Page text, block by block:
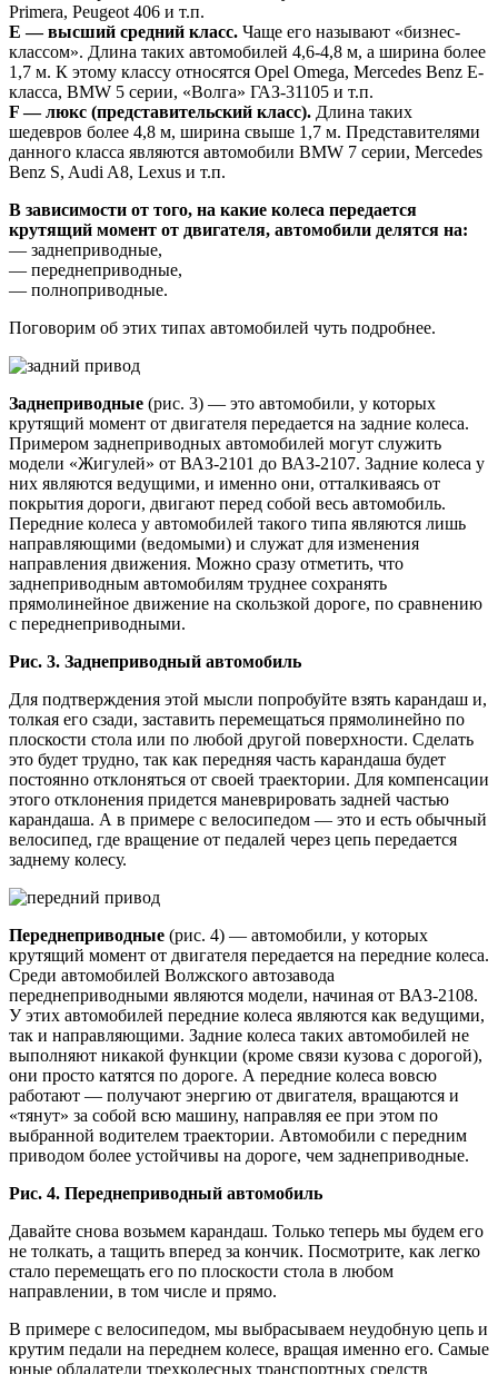
Primera, Peugeot 406 и т.п.
E — высший средний класс. Чаще его называют «бизнес-
классом». Длина таких автомобилей 4,6-4,8 м, а ширина более
1,7 м. К этому классу относятся Opel Omega, Mercedes Benz E-
класса, BMW 5 серии, «Волга» ГАЗ-31105 и т.п.
F — люкс (представительский класс). Длина таких
шедевров более 4,8 м, ширина свыше 1,7 м. Представителями
данного класса являются автомобили BMW 7 серии, Mercedes
Benz S, Audi A8, Lexus и т.п.
В зависимости от того, на какие колеса передается
крутящий момент от двигателя, автомобили делятся на:
— заднеприводные,
— переднеприводные,
— полноприводные.
Поговорим об этих типах автомобилей чуть подробнее.
Заднеприводные (рис. 3) — это автомобили, у которых
крутящий момент от двигателя передается на задние колеса.
Примером заднеприводных автомобилей могут служить
модели «Жигулей» от ВАЗ-2101 до ВАЗ-2107. Задние колеса у
них являются ведущими, и именно они, отталкиваясь от
покрытия дороги, двигают перед собой весь автомобиль.
Передние колеса у автомобилей такого типа являются лишь
направляющими (ведомыми) и служат для изменения
направления движения. Можно сразу отметить, что
заднеприводным автомобилям труднее сохранять
прямолинейное движение на скользкой дороге, по сравнению
с переднеприводными.
Рис. 3. Заднеприводный автомобиль
Для подтверждения этой мысли попробуйте взять карандаш и,
толкая его сзади, заставить перемещаться прямолинейно по
плоскости стола или по любой другой поверхности. Сделать
это будет трудно, так как передняя часть карандаша будет
постоянно отклоняться от своей траектории. Для компенсации
этого отклонения придется маневрировать задней частью
карандаша. А в примере с велосипедом — это и есть обычный
велосипед, где вращение от педалей через цепь передается
заднему колесу.
Переднеприводные (рис. 4) — автомобили, у которых
крутящий момент от двигателя передается на передние колеса.
Среди автомобилей Волжского автозавода
переднеприводными являются модели, начиная от ВАЗ-2108.
У этих автомобилей передние колеса являются как ведущими,
так и направляющими. Задние колеса таких автомобилей не
выполняют никакой функции (кроме связи кузова с дорогой),
они просто катятся по дороге. А передние колеса вовсю
работают — получают энергию от двигателя, вращаются и
«тянут» за собой всю машину, направляя ее при этом по
выбранной водителем траектории. Автомобили с передним
приводом более устойчивы на дороге, чем заднеприводные.
Рис. 4. Переднеприводный автомобиль
Давайте снова возьмем карандаш. Только теперь мы будем его
не толкать, а тащить вперед за кончик. Посмотрите, как легко
стало перемещать его по плоскости стола в любом
направлении, в том числе и прямо.
В примере с велосипедом, мы выбрасываем неудобную цепь и
крутим педали на переднем колесе, вращая именно его. Самые
юные обладатели трехколесных транспортных средств